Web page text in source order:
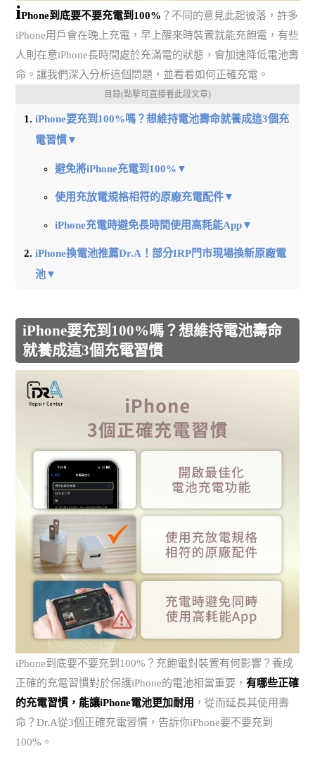
iPhone到底要不要充電到100% ？不同的意見此起彼落，許多
iPhone用戶會在晚上充電，早上醒來時裝置就能充飽電，有些
人則在意iPhone長時間處於充滿電的狀態，會加速降低電池壽
命。讓我們深入分析這個問題，並看看如何正確充電。
目錄(點擊可直接看此段文章)
iPhone要充到100%嗎？想維持電池壽命就養成這3個充
電習慣▼
避免將iPhone充電到100%▼
使用充放電規格相符的原廠充電配件▼
iPhone充電時避免長時間使用高耗能App▼
iPhone換電池推薦Dr.A！部分IRP門市現場換新原廠電
池▼
iPhone要充到100%嗎？想維持電池壽命
就養成這3個充電習慣
iPhone到底要不要充到100%？充飽電對裝置有何影響？養成
正確的充電習慣對於保護iPhone的電池相當重要，有哪些正確
的充電習慣，能讓iPhone電池更加耐用 ，從而延長其使用壽
命？Dr.A從3個正確充電習慣，告訴你iPhone要不要充到
100%。